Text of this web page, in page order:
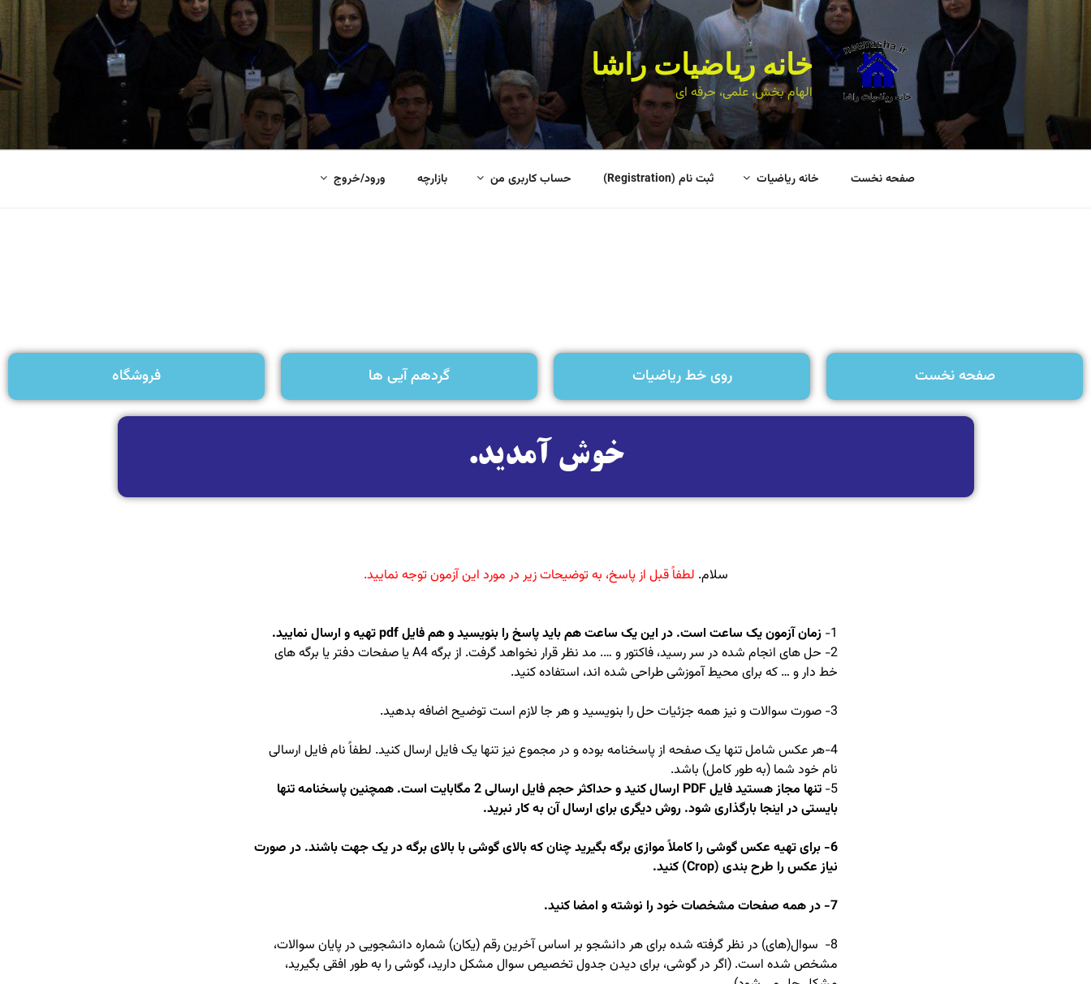
خانه ریاضیات راشا
الهام بخش، علمی، حرفه ای
صفحه نخست خانه ریاضیات ثبت نام (Registration) حساب کاربری من بازارچه ورود/خروج
صفحه نخست روی خط ریاضیات گردهم آیی ها فروشگاه
خوش آمدید.
سلام. لطفاً قبل از پاسخ، به توضیحات زیر در مورد این آزمون توجه نمایید.
1- زمان آزمون یک ساعت است. در این یک ساعت هم باید پاسخ را بنویسید و هم فایل pdf تهیه و ارسال نمایید.
2- حل های انجام شده در سر رسید، فاکتور و …. مد نظر قرار نخواهد گرفت. از برگه A4 یا صفحات دفتر یا برگه های
خط دار و … که برای محیط آموزشی طراحی شده اند، استفاده کنید.
3- صورت سوالات و نیز همه جزئیات حل را بنویسید و هر جا لازم است توضیح اضافه بدهید.
4-هر عکس شامل تنها یک صفحه از پاسخنامه بوده و در مجموع نیز تنها یک فایل ارسال کنید. لطفاً نام فایل ارسالی
نام خود شما (به طور کامل) باشد.
5-
تنها مجاز هستید فایل PDF ارسال کنید و حداکثر حجم فایل ارسالی 2 مگابایت است. همچنین پاسخنامه تنها
بایستی در اینجا بارگذاری شود. روش دیگری برای ارسال آن به کار نبرید.
6- برای تهیه عکس گوشی را کاملاً موازی برگه بگیرید چنان که بالای گوشی با بالای برگه در یک جهت باشند. در صورت
نیاز عکس را طرح بندی (Crop) کنید.
7- در همه صفحات مشخصات خود را نوشته و امضا کنید.
8- سوال(های) در نظر گرفته شده برای هر دانشجو بر اساس آخرین رقم (یکان) شماره دانشجویی در پایان سوالات،
مشخص شده است. (اگر در گوشی، برای دیدن جدول تخصیص سوال مشکل دارید، گوشی را به طور افقی بگیرید،